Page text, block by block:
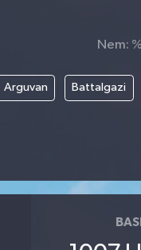
Nem:
Arguvan Battalgazi